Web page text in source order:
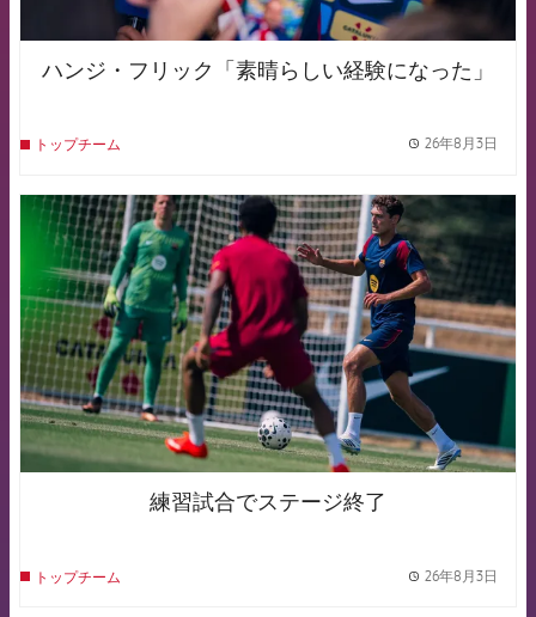
ハンジ・フリック「素晴らしい経験になった」
トップチーム 26年8月3日
FCB Barcelona badge
練習試合でステージ終了
トップチーム 26年8月3日